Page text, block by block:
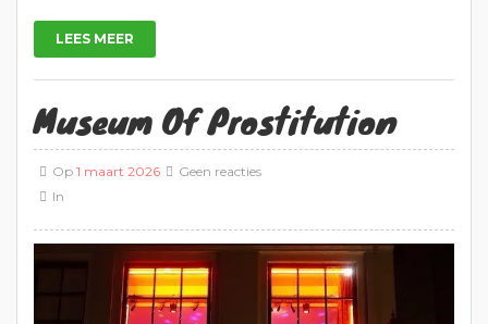
LEES MEER
Museum Of Prostitution
Op 1 maart 2026
In
Geen reacties